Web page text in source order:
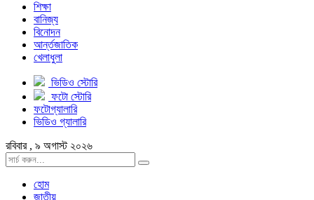
শিক্ষা
বানিজ্য
বিনোদন
আর্ন্তজাতিক
খেলাধুলা
ভিডিও স্টোরি
ফটো স্টোরি
ফটোগ্যালারি
ভিডিও গ্যালারি
রবিবার , ৯ অগাস্ট ২০২৬
হোম
জাতীয়